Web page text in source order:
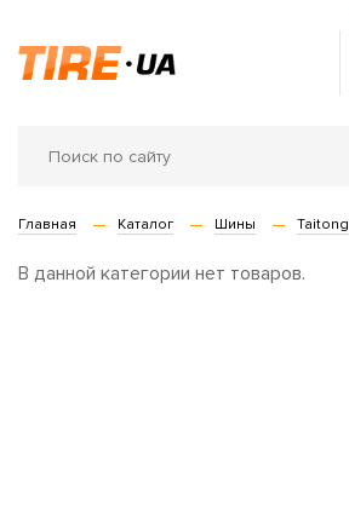
Главная Каталог Шины Taitong
В данной категории нет товаров.